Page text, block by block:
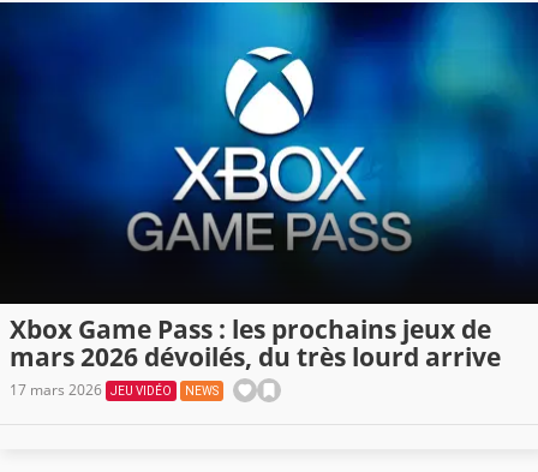
Xbox Game Pass : les prochains jeux de
mars 2026 dévoilés, du très lourd arrive
17 mars 2026 JEU VIDÉO NEWS